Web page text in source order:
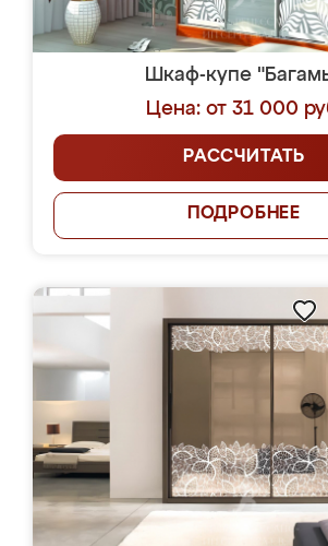
Шкаф-купе
Цена: от 31 000
РАССЧИТАТЬ
ПОДРОБНЕЕ